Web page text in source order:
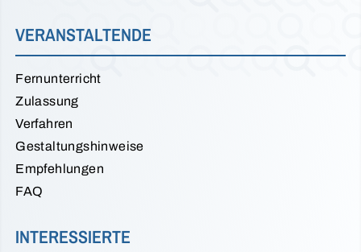
VERANSTALTENDE
Fernunterricht
Zulassung
Verfahren
Gestaltungshinweise
Empfehlungen
FAQ
INTERESSIERTE